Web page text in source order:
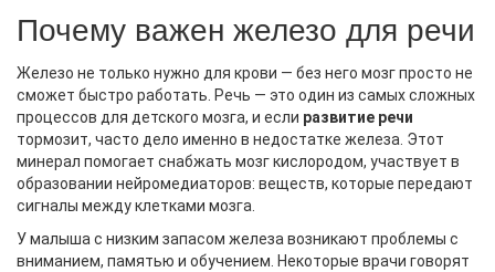
Почему важен железо для речи
Железо не только нужно для крови — без него мозг просто не
сможет быстро работать. Речь — это один из самых сложных
процессов для детского мозга, и если развитие речи
тормозит, часто дело именно в недостатке железа. Этот
минерал помогает снабжать мозг кислородом, участвует в
образовании нейромедиаторов: веществ, которые передают
сигналы между клетками мозга.
У малыша с низким запасом железа возникают проблемы с
вниманием, памятью и обучением. Некоторые врачи говорят